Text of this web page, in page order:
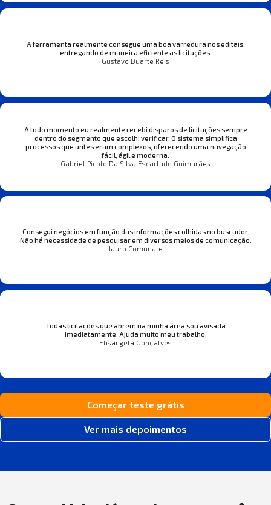
A ferramenta realmente consegue uma boa varredura nos editais,
entregando de maneira eficiente as licitações.
Gustavo Duarte Reis
A todo momento eu realmente recebi disparos de licitações sempre
dentro do segmento que escolhi verificar. O sistema simplifica
processos que antes eram complexos, oferecendo uma navegação
fácil, ágil e moderna.
Gabriel Picolo Da Silva Escarlado Guimarães
Consegui negócios em função das informações colhidas no buscador.
Não há necessidade de pesquisar em diversos meios de comunicação.
Jauro Comunale
Todas licitações que abrem na minha área sou avisada
imediatamente. Ajuda muito meu trabalho.
Elisângela Gonçalves
Começar teste grátis
Ver mais depoimentos